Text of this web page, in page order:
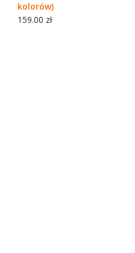
kolorów)
159.00 zł